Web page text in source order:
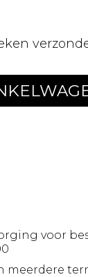
voor
meerdere